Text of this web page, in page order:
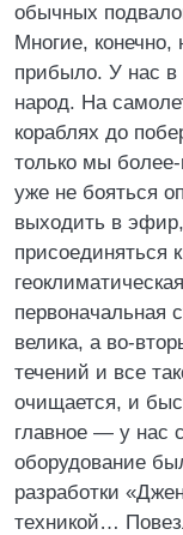
обычных
Многие,
прибыло. У нас в
народ. На
кораблях до
только мы
уже не бояться
выходить в
присоединяться
первоначальная
велика, а во-
течений и все
очищается, и
главное — у нас
оборудование
разработки
техникой…